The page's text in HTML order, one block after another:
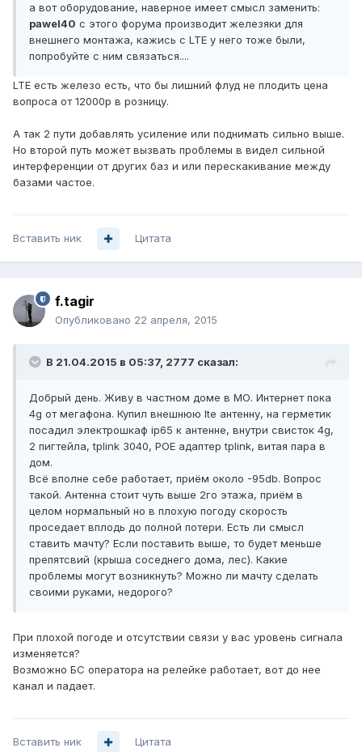
а вот оборудование, наверное имеет смысл заменить:
pawel40 с этого форума производит железяки для
внешнего монтажа, кажись с LTE у него тоже были,
попробуйте с ним связаться....
LTE есть железо есть, что бы лишний флуд не плодить цена
вопроса от 12000р в розницу.
А так 2 пути добавлять усиление или поднимать сильно выше.
Но второй путь может вызвать проблемы в видел сильной
интерференции от других баз и или перескакивание между
базами частое.
Вставить ник Цитата
f.tagir
Опубликовано 22 апреля, 2015
В 21.04.2015 в 05:37, 2777 сказал:
Добрый день. Живу в частном доме в МО. Интернет пока
4g от мегафона. Купил внешнюю lte антенну, на герметик
посадил электрошкаф ip65 к антенне, внутри свисток 4g,
2 пигтейла, tplink 3040, POE адаптер tplink, витая пара в
дом.
Всё вполне себе работает, приём около -95db. Вопрос
такой. Антенна стоит чуть выше 2го этажа, приём в
целом нормальный но в плохую погоду скорость
проседает вплодь до полной потери. Есть ли смысл
ставить мачту? Если поставить выше, то будет меньше
препятсвий (крыша соседнего дома, лес). Какие
проблемы могут возникнуть? Можно ли мачту сделать
своими руками, недорого?
При плохой погоде и отсутствии связи у вас уровень сигнала
изменяется?
Возможно БС оператора на релейке работает, вот до нее
канал и падает.
Вставить ник Цитата